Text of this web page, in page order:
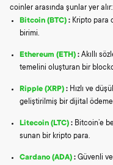
coinler arasında şunlar yer alır:
Bitcoin (BTC) : Kripto para
birimi.
Ethereum (ETH) : Akıllı
temelini oluşturan bir
Ripple (XRP) : Hızlı ve
geliştirilmiş bir dijital
Litecoin (LTC) : Bitcoin’e
sunan bir kripto para.
Cardano (ADA) : Güvenli